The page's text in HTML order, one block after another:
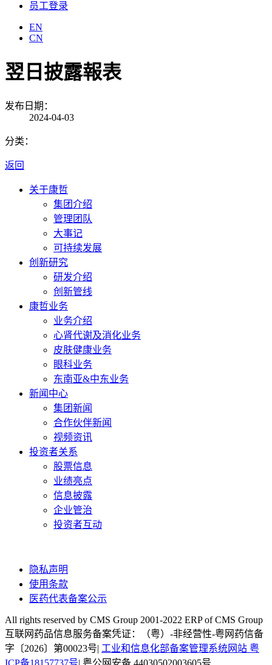
员工登录
EN
CN
翌日披露報表
发布日期：
2024-04-03
分类：
返回
关于康哲
集团介绍
管理团队
大事记
可持续发展
创新研究
研发介绍
创新管线
康哲业务
业务介绍
心肾代谢及消化业务
皮肤健康业务
眼科业务
东南亚&中东业务
新闻中心
集团新闻
合作伙伴新闻
视频资讯
投资者关系
股票信息
业绩亮点
信息披露
企业管治
投资者互动
隐私声明
使用条款
医药代表备案公示
All rights reserved by CMS Group 2001-2022 ERP of CMS Group
互联网药品信息服务备案凭证：（粤）-非经营性-粤网药信备
字〔2026〕第00023号| 工业和信息化部备案管理系统网站 粤
ICP备18157737号| 粤公网安备 44030502003605号